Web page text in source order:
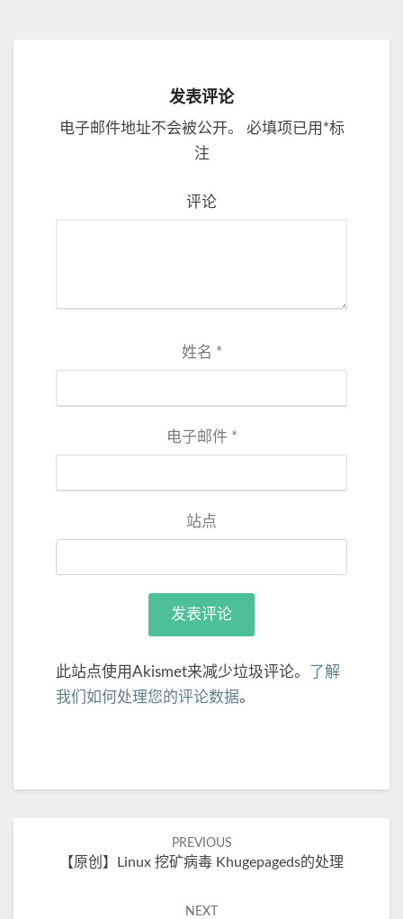
发表评论
电子邮件地址不会被公开。 必填项已用 *标
注
评论
姓名 *
电子邮件 *
站点
此站点使用Akismet来减少垃圾评论。
了解
我们如何处理您的评论数据。
navigation
PREVIOUS
【原创】Linux 挖矿病毒 Khugepageds的处理
NEXT